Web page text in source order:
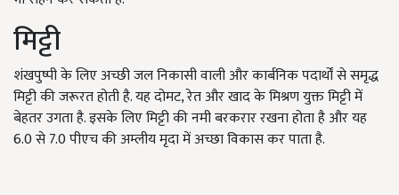
मिट्टी
शंखपुष्पी के लिए अच्छी जल निकासी वाली और कार्बनिक पदार्थों से समृद्ध
मिट्टी की जरूरत होती है. यह दोमट,रेत और खाद के मिश्रण युक्त मिट्टी में
बेहतर उगता है. इसके लिए मिट्टी की नमी बरकरार रखना होता है और यह
6.0से7.0पीएच की अम्लीय मृदा में अच्छा विकास कर पाता है.